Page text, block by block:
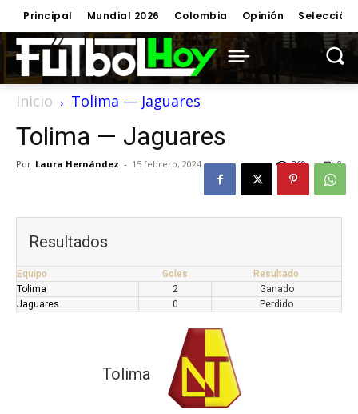
Principal Mundial 2026 Colombia Opinión Selección
Inicio Tolima — Jaguares
Tolima — Jaguares
Por Laura Hernández - 15 febrero, 2024 0
360
Resultados
Equipo Goles
Resultado
Tolima
2
Ganado
Jaguares
0 Perdido
Tolima